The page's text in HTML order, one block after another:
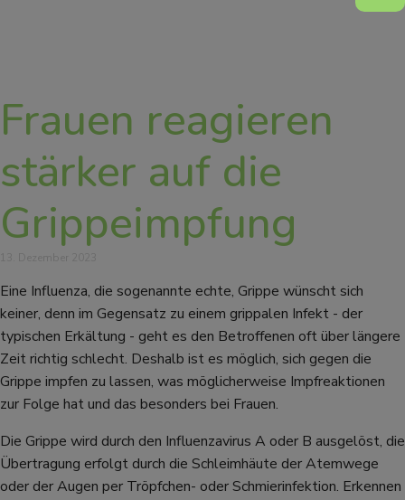
Frauen reagieren
stärker auf die
Grippeimpfung
Eine Influenza, die sogenannte echte, Grippe wünscht sich
keiner, denn im Gegensatz zu einem grippalen Infekt - der
typischen Erkältung - geht es den Betroffenen oft über längere
Zeit richtig schlecht. Deshalb ist es möglich, sich gegen die
Grippe impfen zu lassen, was möglicherweise Impfreaktionen
zur Folge hat und das besonders bei Frauen.
Die Grippe wird durch den Influenzavirus A oder B ausgelöst, die
Übertragung erfolgt durch die Schleimhäute der Atemwege
oder der Augen per Tröpfchen- oder Schmierinfektion. Erkennen